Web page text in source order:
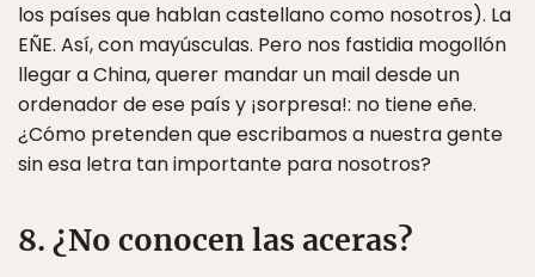
los países que hablan castellano como nosotros). La
EÑE. Así, con mayúsculas. Pero nos fastidia mogollón
llegar a China, querer mandar un mail desde un
ordenador de ese país y ¡sorpresa!: no tiene eñe.
¿Cómo pretenden que escribamos a nuestra gente
sin esa letra tan importante para nosotros?
8. ¿No conocen las aceras?